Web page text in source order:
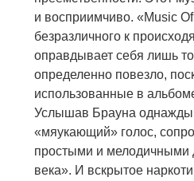
и восприимчиво. «Music
безразличного к
оправдывает себя лишь
определенно повезло,
использованные в
Услышав Брауна однажды,
«мяукающий» голос,
простыми и
века». И вскрытое